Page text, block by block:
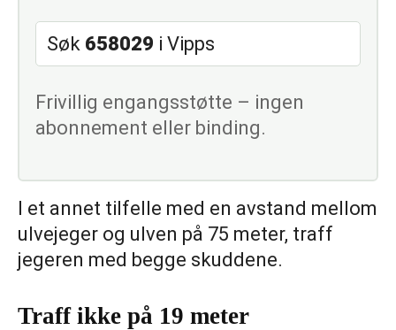
Søk 658029 i Vipps
Frivillig engangsstøtte – ingen
abonnement eller binding.
I et annet tilfelle med en avstand mellom
ulvejeger og ulven på 75 meter, traff
jegeren med begge skuddene.
Traff ikke på 19 meter